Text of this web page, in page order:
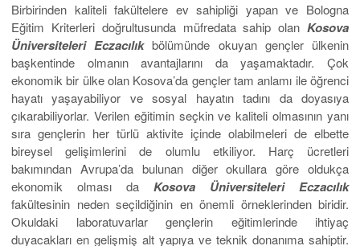
Birbirinden kaliteli fakültelere ev sahipliği yapan ve Bologna
Eğitim Kriterleri doğrultusunda müfredata sahip olan Kosova
Üniversiteleri Eczacılıkbölümünde okuyan gençler ülkenin
başkentinde olmanın avantajlarını da yaşamaktadır. Çok
ekonomik bir ülke olan Kosova’da gençler tam anlamı ile öğrenci
hayatı yaşayabiliyor ve sosyal hayatın tadını da doyasıya
çıkarabiliyorlar. Verilen eğitimin seçkin ve kaliteli olmasının yanı
sıra gençlerin her türlü aktivite içinde olabilmeleri de elbette
bireysel gelişimlerini de olumlu etkiliyor. Harç ücretleri
bakımından Avrupa’da bulunan diğer okullara göre oldukça
ekonomik olması da Kosova Üniversiteleri Eczacılık
fakültesinin neden seçildiğinin en önemli örneklerinden biridir.
Okuldaki laboratuvarlar gençlerin eğitimlerinde ihtiyaç
duyacakları en gelişmiş alt yapıya ve teknik donanıma sahiptir.